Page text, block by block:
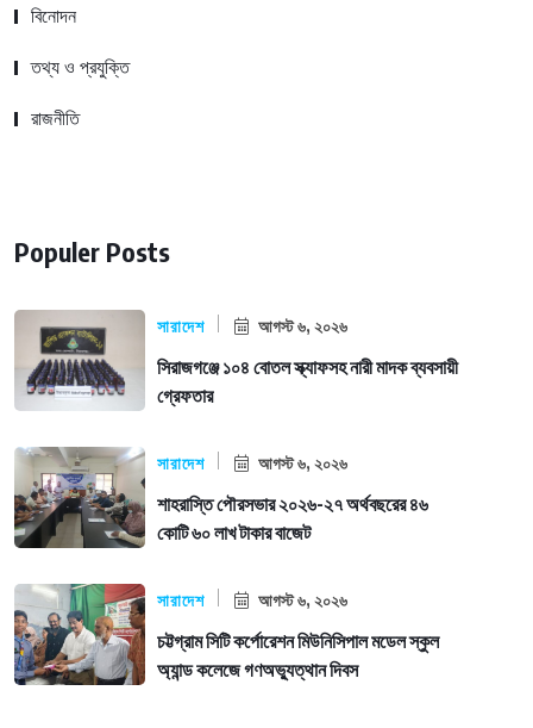
বিনোদন
তথ্য ও প্রযুক্তি
রাজনীতি
Populer Posts
সারাদেশ আগস্ট ৬, ২০২৬
সিরাজগঞ্জে ১০৪ বোতল স্ক্যাফসহ নারী মাদক ব্যবসায়ী
গ্রেফতার
সারাদেশ আগস্ট ৬, ২০২৬
শাহরাস্তি পৌরসভার ২০২৬-২৭ অর্থবছরের ৪৬
কোটি ৬০ লাখ টাকার বাজেট
সারাদেশ আগস্ট ৬, ২০২৬
চট্টগ্রাম সিটি কর্পোরেশন মিউনিসিপাল মডেল স্কুল
অ্যান্ড কলেজে গণঅভ্যুত্থান দিবস